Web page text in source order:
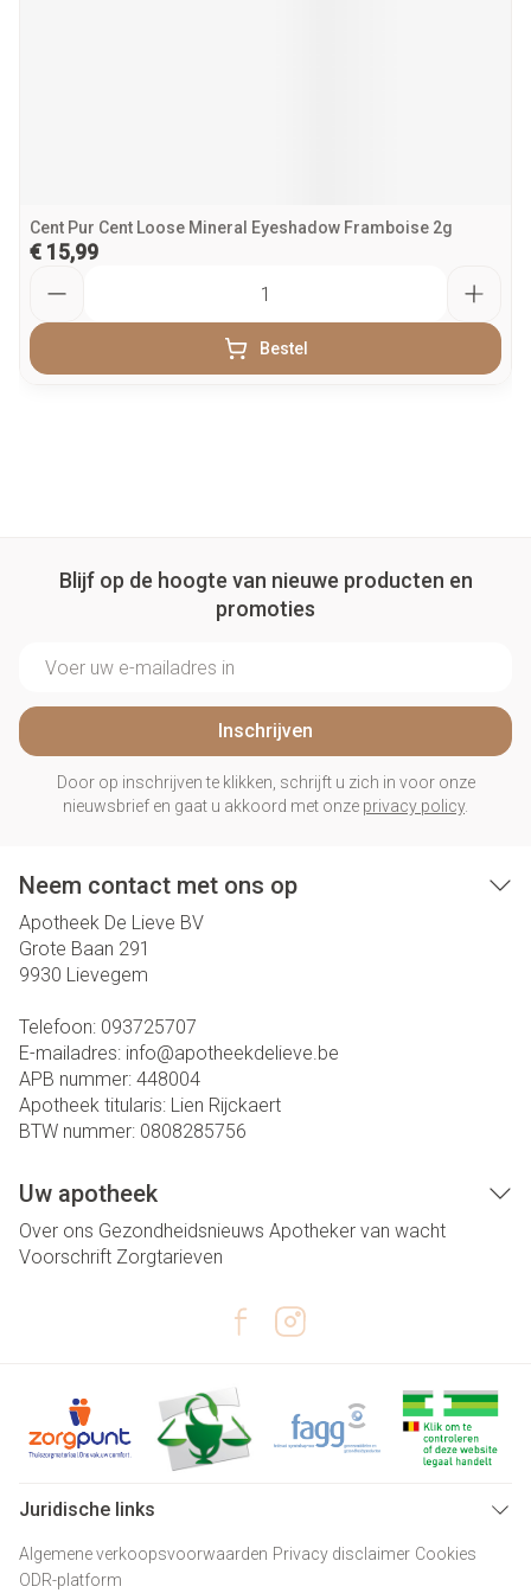
Cent Pur Cent Loose Mineral Eyeshadow Framboise 2g
€ 15,99
Bestel
Blijf op de hoogte van nieuwe producten en
promoties
Inschrijven
Door op inschrijven te klikken, schrijft u zich in voor onze
nieuwsbrief en gaat u akkoord met onze privacy policy.
Neem contact met ons op
Apotheek De Lieve BV
Grote Baan 291
9930 Lievegem
Telefoon: 093725707
E-mailadres: info@apotheekdelieve.be
APB nummer: 448004
Apotheek titularis: Lien Rijckaert
BTW nummer: 0808285756
Uw apotheek
Over ons Gezondheidsnieuws Apotheker van wacht
Voorschrift Zorgtarieven
Juridische links
Algemene verkoopsvoorwaarden Privacy disclaimer Cookies
ODR-platform